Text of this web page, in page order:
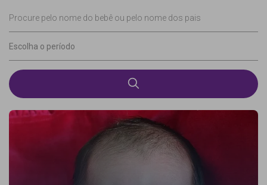
Procure pelo nome do bebê ou pelo nome dos pais
Escolha o período